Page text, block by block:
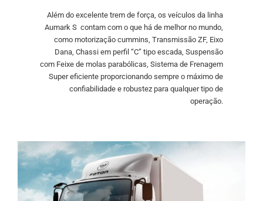
Além do excelente trem de força, os veículos da linha
Aumark S contam com o que há de melhor no mundo,
como motorização cummins, Transmissão ZF, Eixo
Dana, Chassi em perfil “C” tipo escada, Suspensão
com Feixe de molas parabólicas, Sistema de Frenagem
Super eficiente proporcionando sempre o máximo de
confiabilidade e robustez para qualquer tipo de
operação.